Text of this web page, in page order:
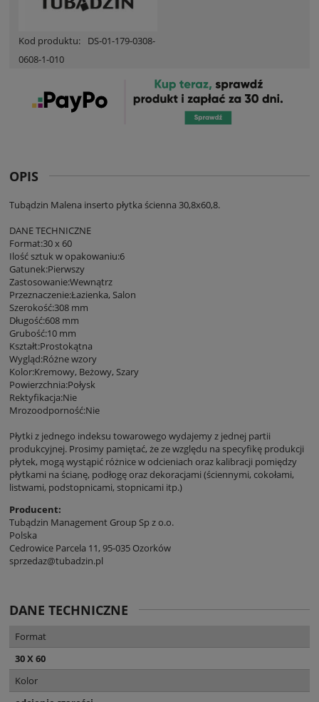
Kod produktu:
DS-01-179-0308-
0608-1-010
OPIS
Tubądzin Malena inserto płytka ścienna 30,8x60,8.
DANE TECHNICZNE
Format:30 x 60
Ilość sztuk w opakowaniu:6
Gatunek:Pierwszy
Zastosowanie:Wewnątrz
Przeznaczenie:Łazienka, Salon
Szerokość:308 mm
Długość:608 mm
Grubość:10 mm
Kształt:Prostokątna
Wygląd:Różne wzory
Kolor:Kremowy, Beżowy, Szary
Powierzchnia:Połysk
Rektyfikacja:Nie
Mrozoodporność:Nie
Płytki z jednego indeksu towarowego wydajemy z jednej partii
produkcyjnej. Prosimy pamiętać, że ze względu na specyfikę produkcji
płytek, mogą wystąpić różnice w odcieniach oraz kalibracji pomiędzy
płytkami na ścianę, podłogę oraz dekoracjami (ściennymi, cokołami,
listwami, podstopnicami, stopnicami itp.)
Producent:
Tubądzin Management Group Sp z o.o.
Polska
Cedrowice Parcela 11, 95-035 Ozorków
sprzedaz@tubadzin.pl
DANE TECHNICZNE
Format
30 X 60
Kolor